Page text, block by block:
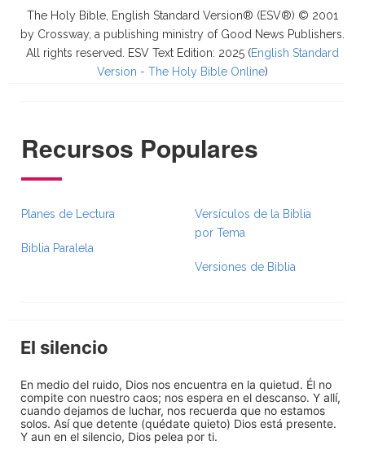
The Holy Bible, English Standard Version® (ESV®) © 2001
by Crossway, a publishing ministry of Good News Publishers.
All rights reserved. ESV Text Edition: 2025 (English Standard
Version - The Holy Bible Online)
Recursos Populares
Planes de Lectura
Biblia Paralela
Versículos de la Biblia
por Tema
Versiones de Biblia
El silencio
En medio del ruido, Dios nos encuentra en la quietud. Él no
compite con nuestro caos; nos espera en el descanso. Y allí,
cuando dejamos de luchar, nos recuerda que no estamos
solos. Así que detente (quédate quieto) Dios está presente.
Y aun en el silencio, Dios pelea por ti.